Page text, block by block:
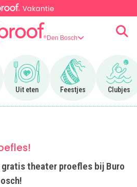
Den Bosch
Eropuit
Uit eten
Ga naar Uit eten
Feestjes
Ga naar Feestjes
Clubjes
Ga
gratis theater proefles bij Buro